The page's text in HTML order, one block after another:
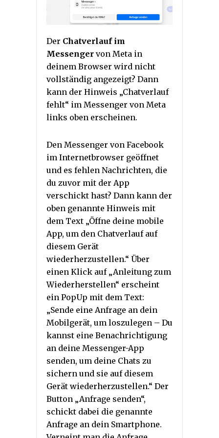
Der Chatverlauf im
Messenger von Meta in
deinem Browser wird nicht
vollständig angezeigt? Dann
kann der Hinweis „Chatverlauf
fehlt“ im Messenger von Meta
links oben erscheinen.
Den Messenger von Facebook
im Internetbrowser geöffnet
und es fehlen Nachrichten, die
du zuvor mit der App
verschickt hast? Dann kann der
oben genannte Hinweis mit
dem Text „Öffne deine mobile
App, um den Chatverlauf auf
diesem Gerät
wiederherzustellen.“ Über
einen Klick auf „Anleitung zum
Wiederherstellen“ erscheint
ein PopUp mit dem Text:
„Sende eine Anfrage an dein
Mobilgerät, um loszulegen – Du
kannst eine Benachrichtigung
an deine Messenger-App
senden, um deine Chats zu
sichern und sie auf diesem
Gerät wiederherzustellen.“ Der
Button „Anfrage senden“,
schickt dabei die genannte
Anfrage an dein Smartphone.